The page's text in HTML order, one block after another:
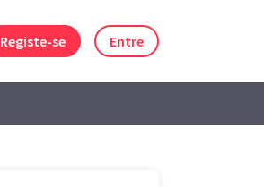
Registe-se Entre